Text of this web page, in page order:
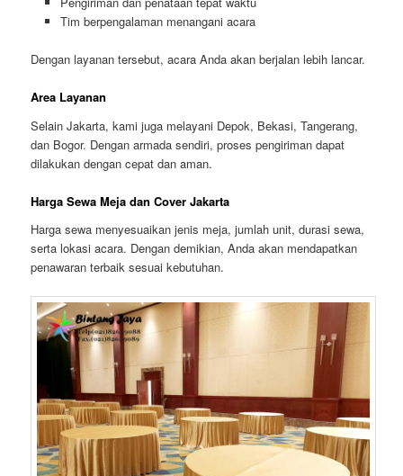
Tim berpengalaman menangani acara
Dengan layanan tersebut, acara Anda akan berjalan lebih lancar.
Area Layanan
Selain Jakarta, kami juga melayani Depok, Bekasi, Tangerang,
dan Bogor. Dengan armada sendiri, proses pengiriman dapat
dilakukan dengan cepat dan aman.
Harga Sewa Meja dan Cover Jakarta
Harga sewa menyesuaikan jenis meja, jumlah unit, durasi sewa,
serta lokasi acara. Dengan demikian, Anda akan mendapatkan
penawaran terbaik sesuai kebutuhan.